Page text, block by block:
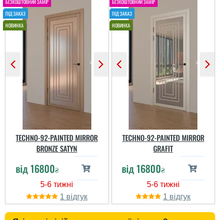
Збірка та установка
пройшли без проблем,
двері зачиняються м'яко
та безшумно. Д...
поки задоволені.
Подивимось ще, як
служитимуть...
Ксенія
читати всі відгуки
Анатолій
не вгадали з відтінком.
Приємно здивувала
якість кріплень і
фурнітури.
Сергій Карапузь
TECHNO-92-PAINTED MIRROR
BRONZE SATYN
від16800₴
1
TECHNO-92-PAINTED MIRROR
GRAFIT
від16800₴
1